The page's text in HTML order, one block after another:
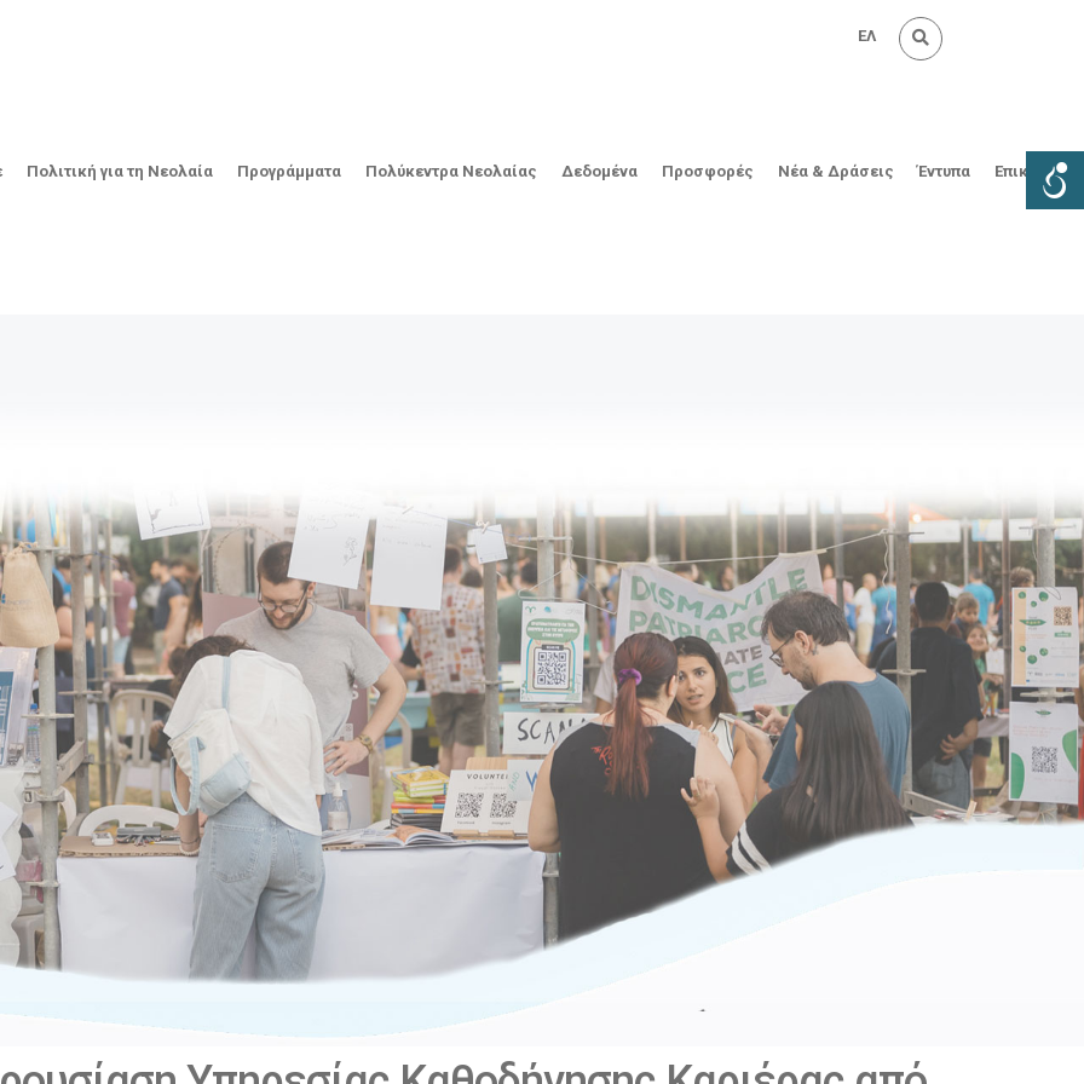
ΕΛ
Πολιτική για τη Νεολαία Προγράμματα Πολύκεντρα Νεολαίας Δεδομένα Προσφορές Νέα & Δράσεις Έντυπα